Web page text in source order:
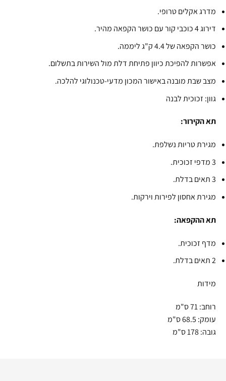
מדרג אקלים טרופי.
דירוג 4 כוכבי קור עם כושר הקפאה מהיר.
כושר הקפאה של 4.4 ק"ג ליממה.
אפשרות להפיכת כיוון פתיחת דלת מול השירות בתשלום.
מצב שבת מובנה באישור המכון מדעי-טכנולוגי להלכה.
גוון: זכוכית לבנה
תא הקירור:
מגירת טריות נשלפת.
3 מדפי זכוכית.
3 תאים בדלת.
מגירת אחסון לפירות וירקות.
תא ההקפאה:
מדף זכוכית.
2 תאים בדלת.
מידות
רוחב: 71 ס"מ
עומק: 68.5 ס"מ
גובה: 178 ס"מ